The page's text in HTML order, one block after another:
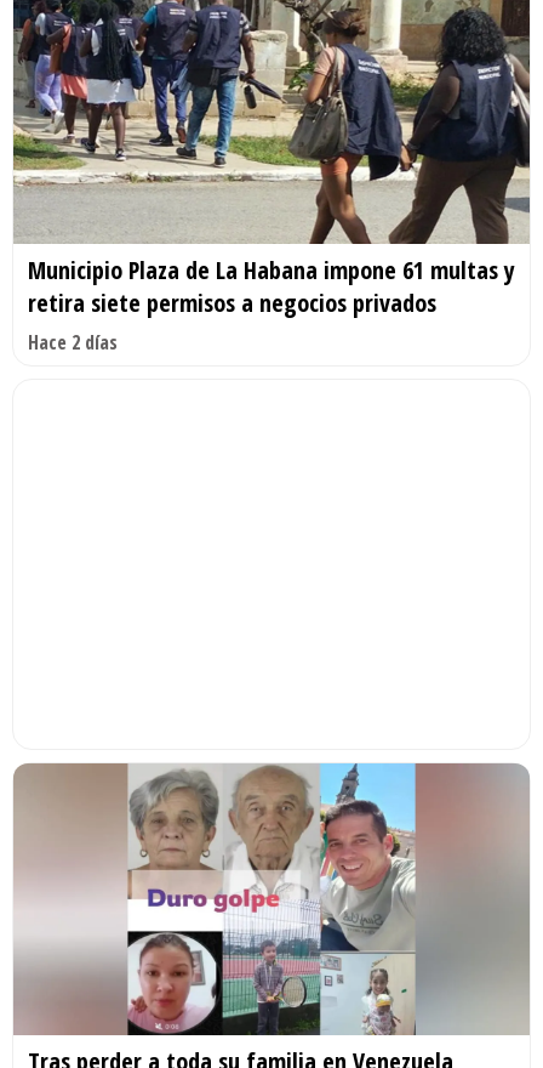
Municipio Plaza de La Habana impone 61 multas y
retira siete permisos a negocios privados
Hace 2 días
Tras perder a toda su familia en Venezuela,